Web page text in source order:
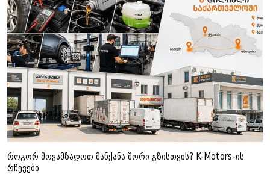
როგორ მოვამზადოთ მანქანა შორი გზისთვის? K-Motors-ის
რჩევები